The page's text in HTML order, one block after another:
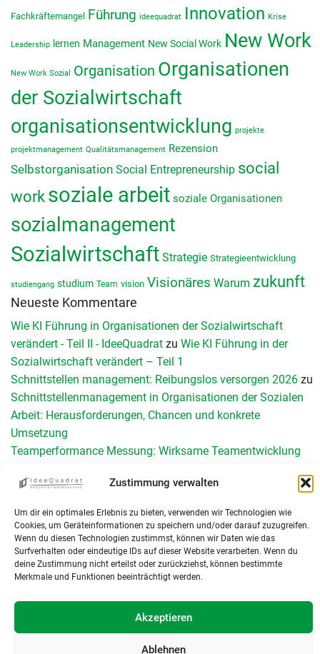
Zustimmung verwalten
Um dir ein optimales Erlebnis zu bieten, verwenden wir Technologien wie
Cookies, um Geräteinformationen zu speichern und/oder darauf zuzugreifen.
Wenn du diesen Technologien zustimmst, können wir Daten wie das
Surfverhalten oder eindeutige IDs auf dieser Website verarbeiten. Wenn du
deine Zustimmung nicht erteilst oder zurückziehst, können bestimmte
Merkmale und Funktionen beeinträchtigt werden.
Akzeptieren
Ablehnen
Fachkräftemangel Führung ideequadrat Innovation Krise
Leadership lernen Management New Social Work New Work
New Work Sozial Organisation Organisationen
der Sozialwirtschaft
organisationsentwicklung projekte
projektmanagement Qualitätsmanagement Rezension
Selbstorganisation Social Entrepreneurship social
work soziale arbeit soziale Organisationen
sozialmanagement
Sozialwirtschaft Strategie Strategieentwicklung
studiengang studium Team vision Visionäres Warum zukunft
Neueste Kommentare
Wie KI Führung in Organisationen der Sozialwirtschaft
verändert - Teil II - IdeeQuadrat zu Wie KI Führung in der
Sozialwirtschaft verändert – Teil 1
Schnittstellen management: Reibungslos versorgen 2026 zu
Schnittstellenmanagement in Organisationen der Sozialen
Arbeit: Herausforderungen, Chancen und konkrete
Umsetzung
Teamperformance Messung: Wirksame Teamentwicklung
KI und Digitalisierung in der Sozialwirtschaft: Neun
sind Organisationen – eine Einführung
HendrikEpezuSchulentwicklung systemisch gestalten: Wie
brauchbare Illegalität und informale Strukturen echte
Veränderung ermöglichen